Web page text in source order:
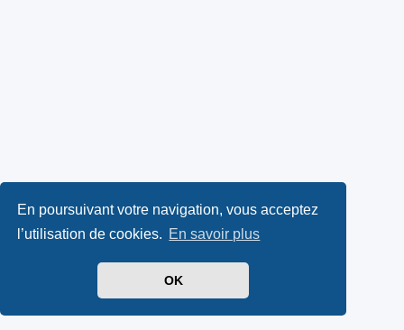
En poursuivant votre navigation, vous acceptez
l’utilisation de cookies. En savoir plus
OK